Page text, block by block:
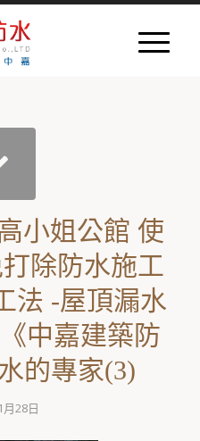
小姐公館 使
除防水施工
法 -屋頂漏水
中嘉建築防
的專家(3)
28日